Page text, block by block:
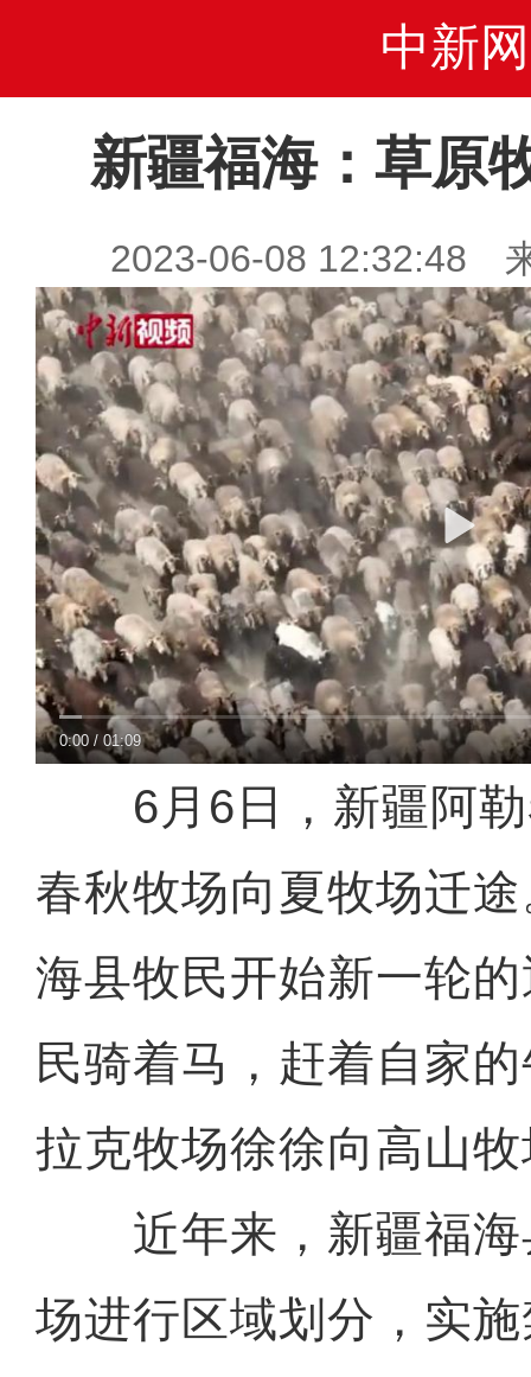
中新网
新疆福海：草原
2023-06-08 12:32:48
0:00 /01:09
6月6日，新疆阿勒
春秋牧场向夏牧场迁
海县牧民开始新一轮
民骑着马，赶着自家
拉克牧场徐徐向高山
近年来，新疆福海
场进行区域划分，实